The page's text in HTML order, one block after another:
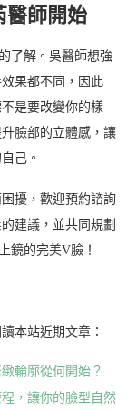
醫師開始
了解。吳醫師想強
果都不同，因此
是要改變你的樣
臉部的立體感，讓
己。
擾，歡迎預約諮詢
建議，並共同規劃
鏡的完美V臉！
本站近期文章：
輪廓從何開始？
，讓你的臉型自然